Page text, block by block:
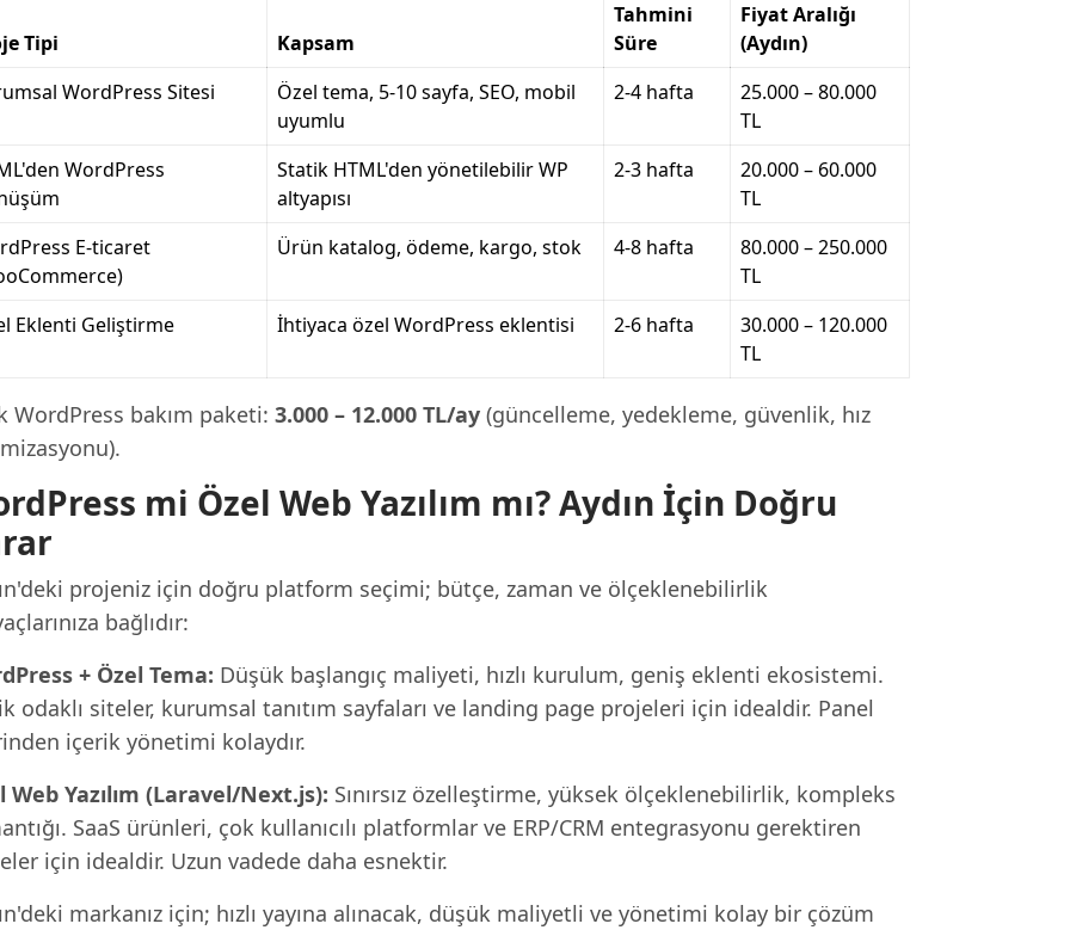
Tipi Kapsam
Tahmini
Süre
Fiyat Aralığı
(Aydın)
WordPress Sitesi
Özel tema, 5-10 sayfa, SEO, mobil
uyumlu
2-4 hafta
25.000 – 80.000
TL
WordPress
Statik HTML'den yönetilebilir WP
altyapısı
2-3 hafta
20.000 – 60.000
TL
E-ticaret
Ürün katalog, ödeme, kargo, stok 4-8 hafta
80.000 – 250.000
TL
Eklenti Geliştirme
İhtiyaca özel WordPress eklentisi 2-6 hafta
30.000 – 120.000
TL
WordPress bakım paketi: 3.000 – 12.000 TL/ay (güncelleme, yedekleme, güvenlik, hız
mi Özel Web Yazılım mı? Aydın İçin Doğru
projeniz için doğru platform seçimi; bütçe, zaman ve ölçeklenebilirlik
bağlıdır:
+ Özel Tema: Düşük başlangıç maliyeti, hızlı kurulum, geniş eklenti ekosistemi.
odaklı siteler, kurumsal tanıtım sayfaları ve landing page projeleri için idealdir. Panel
içerik yönetimi kolaydır.
Web Yazılım (Laravel/Next.js): Sınırsız özelleştirme, yüksek ölçeklenebilirlik, kompleks
SaaS ürünleri, çok kullanıcılı platformlar ve ERP/CRM entegrasyonu gerektiren
için idealdir. Uzun vadede daha esnektir.
markanız için; hızlı yayına alınacak, düşük maliyetli ve yönetimi kolay bir çözüm